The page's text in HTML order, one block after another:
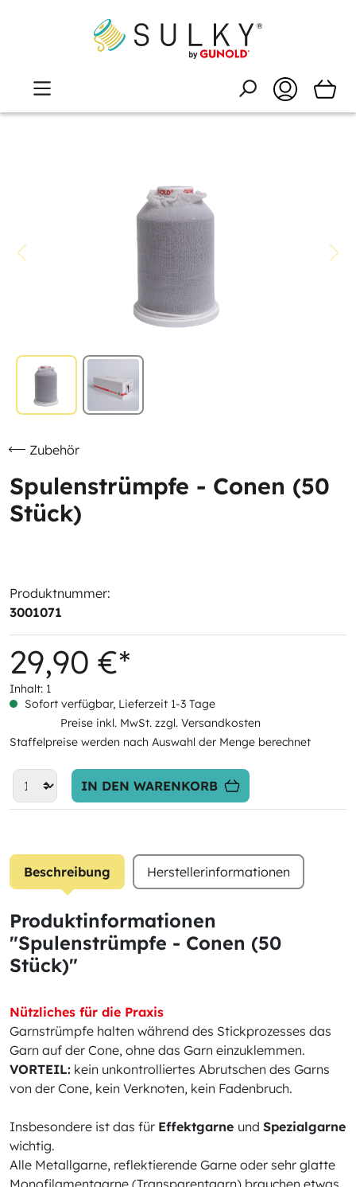
Zubehör
Spulenstrümpfe - Conen (50
Stück)
Produktnummer:
3001071
29,90 €*
Inhalt: 1
Sofort verfügbar, Lieferzeit 1-3 Tage
Preise inkl. MwSt. zzgl. Versandkosten
Staffelpreise werden nach Auswahl der Menge berechnet
IN DEN WARENKORB
Beschreibung Herstellerinformationen
Produktinformationen
"Spulenstrümpfe - Conen (50
Stück)"
Nützliches für die Praxis
Garnstrümpfe halten während des Stickprozesses das
Garn auf der Cone, ohne das Garn einzuklemmen.
VORTEIL: kein unkontrolliertes Abrutschen des Garns
von der Cone, kein Verknoten, kein Fadenbruch.
Insbesondere ist das für Effektgarne und Spezialgarne
wichtig.
Alle Metallgarne, reflektierende Garne oder sehr glatte
Monofilamentgarne (Transparentgarn) brauchen etwas